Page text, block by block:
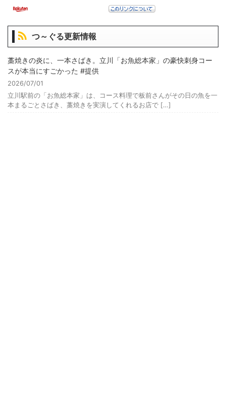
つ～ぐる更新情報
藁焼きの炎に、一本さばき。立川「お魚総本家」の豪快刺身コー
スが本当にすごかった #提供
2026/07/01
立川駅前の「お魚総本家」は、コース料理で板前さんがその日の魚を一
本まるごとさばき、藁焼きを実演してくれるお店で […]